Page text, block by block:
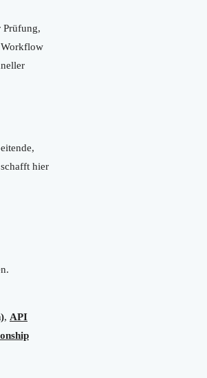
Prüfung,
Workflow
hier
, API